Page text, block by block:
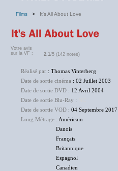
Films > It's All About Love
Votre avis
sur la VF :
2.1/5 (142 notes)
Réalisé par : Thomas Vinterberg
Date de sortie cinéma : 02 Juillet 2003
Date de sortie DVD : 12 Avril 2004
Date de sortie Blu-Ray :
Date de sortie VOD : 04 Septembre 2017
Long Métrage : Américain
Danois
Français
Britannique
Espagnol
Canadien